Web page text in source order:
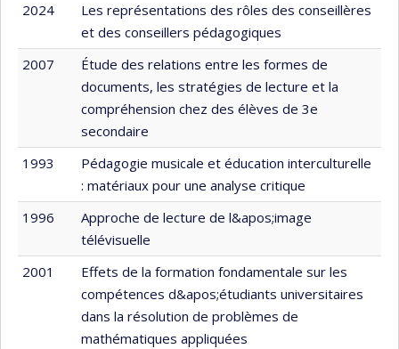
2024
Les représentations des rôles des conseillères
et des conseillers pédagogiques
2007
Étude des relations entre les formes de
documents, les stratégies de lecture et la
compréhension chez des élèves de 3e
secondaire
1993
Pédagogie musicale et éducation interculturelle
: matériaux pour une analyse critique
1996
Approche de lecture de l&apos;image
télévisuelle
2001
Effets de la formation fondamentale sur les
compétences d&apos;étudiants universitaires
dans la résolution de problèmes de
mathématiques appliquées